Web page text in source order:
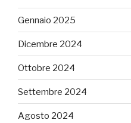
Gennaio 2025
Dicembre 2024
Ottobre 2024
Settembre 2024
Agosto 2024